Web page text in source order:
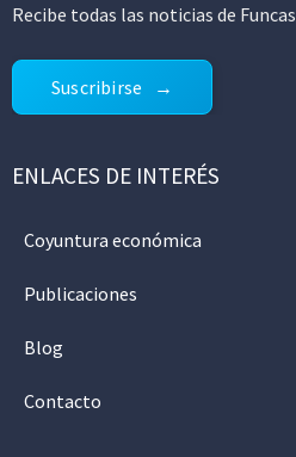
Recibe todas las noticias de Funcas
Suscribirse
ENLACES DE INTERÉS
Coyuntura económica
Publicaciones
Blog
Contacto